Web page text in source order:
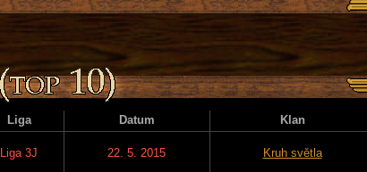
Liga Datum Klan
Liga 3J 22. 5. 2015 Kruh světla